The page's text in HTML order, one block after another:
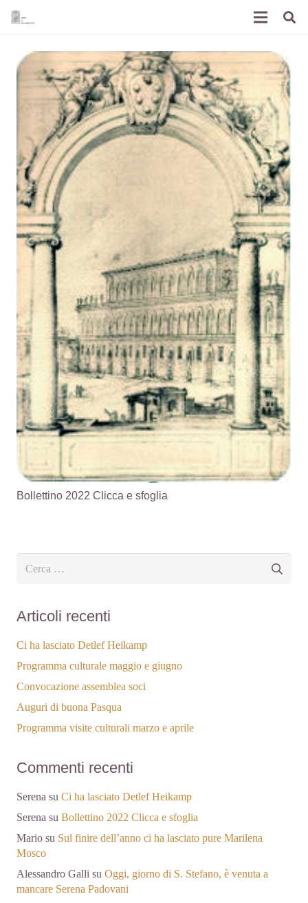
Bollettino 2022 Clicca e sfoglia
Articoli recenti
Ci ha lasciato Detlef Heikamp
Programma culturale maggio e giugno
Convocazione assemblea soci
Auguri di buona Pasqua
Programma visite culturali marzo e aprile
Commenti recenti
Serena su Ci ha lasciato Detlef Heikamp
Serena su Bollettino 2022 Clicca e sfoglia
Mario su Sul finire dell’anno ci ha lasciato pure Marilena
Mosco
Alessandro Galli su Oggi, giorno di S. Stefano, è venuta a
mancare Serena Padovani